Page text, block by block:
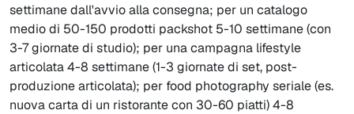
settimane dall'avvio alla consegna; per un catalogo
medio di 50-150 prodotti packshot 5-10 settimane (con
3-7 giornate di studio); per una campagna lifestyle
articolata 4-8 settimane (1-3 giornate di set, post-
produzione articolata); per food photography seriale (es.
nuova carta di un ristorante con 30-60 piatti) 4-8